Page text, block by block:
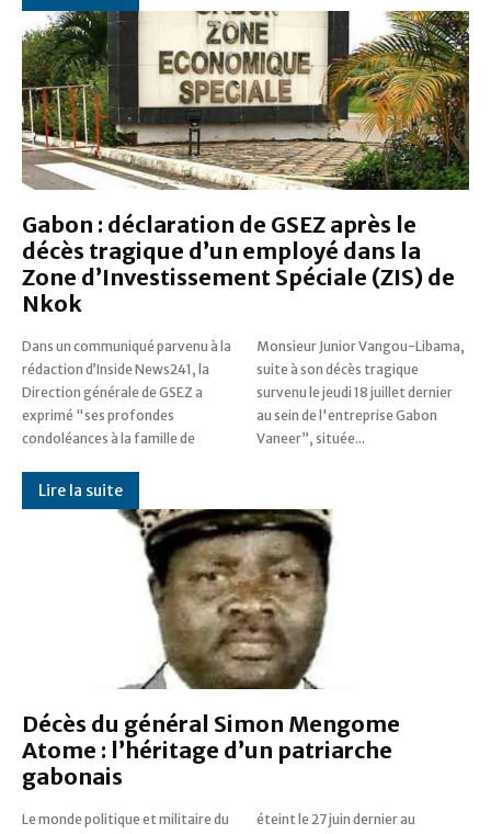
Gabon : déclaration de GSEZ après le
décès tragique d’un employé dans la
Zone d’Investissement Spéciale (ZIS) de
Nkok
Dans un communiqué parvenu à la
rédaction d’Inside News241, la
Direction générale de GSEZ a
exprimé "ses profondes
condoléances à la famille de
Monsieur Junior Vangou-Libama,
suite à son décès tragique
survenu le jeudi 18 juillet dernier
au sein de l'entreprise Gabon
Vaneer”, située...
Lire la suite
Décès du général Simon Mengome
Atome : l’héritage d’un patriarche
gabonais
Le monde politique et militaire du
éteint le 27 juin dernier au